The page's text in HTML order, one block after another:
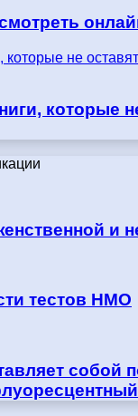
которые не
которые
и
тестов НМО
собой